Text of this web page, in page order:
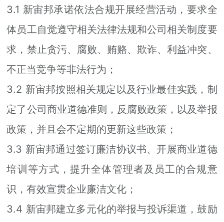
3.1 新宙邦承诺依法合规开展经营活动，要求全
体员工自觉遵守相关法律法规和公司相关制度要
求，禁止贪污、腐败、贿赂、欺诈、利益冲突、
不正当竞争等非法行为；
3.2 新宙邦按照相关规定以及行业最佳实践，制
定了公司商业道德准则，反腐败政策，以及举报
政策，并且会不定期的更新这些政策；
3.3 新宙邦通过签订廉洁协议书、开展商业道德
培训等方式，提升全体管理者及员工的合规意
识，有效宣贯企业廉洁文化；
3.4 新宙邦建立多元化的举报与投诉渠道，鼓励